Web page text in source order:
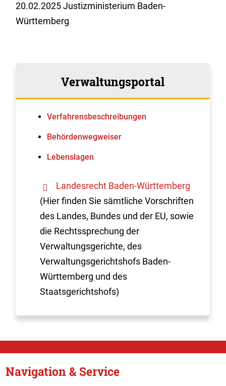
20.02.2025 Justizministerium Baden-
Württemberg
Verwaltungsportal
Verfahrens­beschreibungen
Behördenwegweiser
Lebenslagen
Landesrecht Baden-Württemberg
(Hier finden Sie sämtliche Vorschriften
des Landes, Bundes und der EU, sowie
die Rechtssprechung der
Verwaltungsgerichte, des
Verwaltungsgerichtshofs Baden-
Württemberg und des
Staatsgerichtshofs)
Navigation & Service